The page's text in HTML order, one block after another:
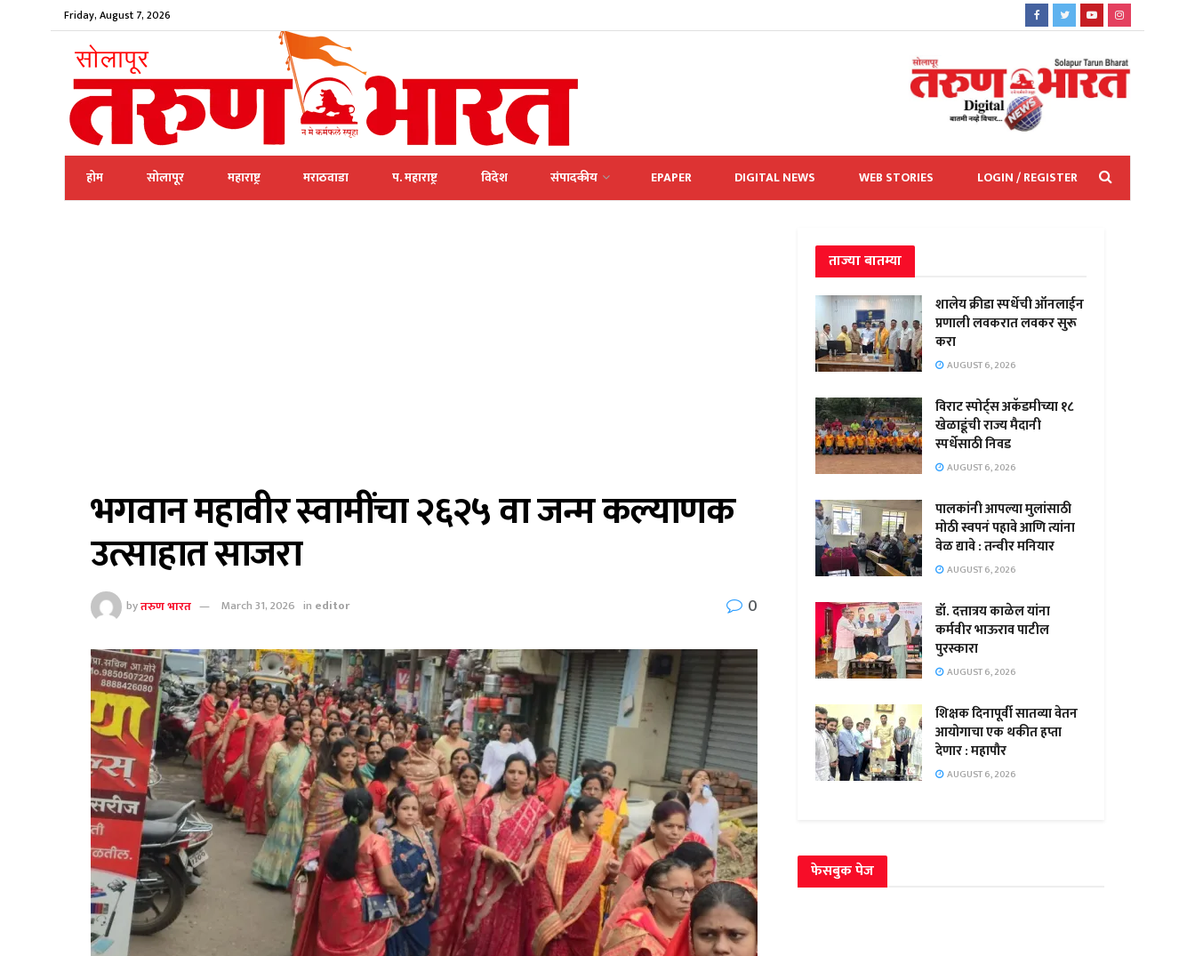
Friday, August 7, 2026
होम सोलापूर महाराष्ट्र मराठवाडा प. महाराष्ट्र विदेश संपादकीय EPAPER DIGITAL NEWS WEB STORIES LOGIN / REGISTER
भगवान महावीर स्वामींचा २६२५ वा जन्म कल्याणक
उत्साहात साजरा
byतरुण भारत March 31, 2026 in editor 0
ताज्या बातम्या
शालेय क्रीडा स्पर्धेची ऑनलाईन
प्रणाली लवकरात लवकर सुरू
करा
AUGUST 6, 2026
विराट स्पोर्ट्स अकॅडमीच्या १८
खेळाडूंची राज्य मैदानी
स्पर्धेसाठी निवड
AUGUST 6, 2026
पालकांनी आपल्या मुलांसाठी
मोठी स्वपनं पहावे आणि त्यांना
वेळ द्यावे : तन्वीर मनियार
AUGUST 6, 2026
डॉ. दत्तात्रय काळेल यांना
कर्मवीर भाऊराव पाटील
पुरस्कारा
AUGUST 6, 2026
शिक्षक दिनापूर्वी सातव्या वेतन
आयोगाचा एक थकीत हप्ता
देणार : महापौर
AUGUST 6, 2026
फेसबुक पेज